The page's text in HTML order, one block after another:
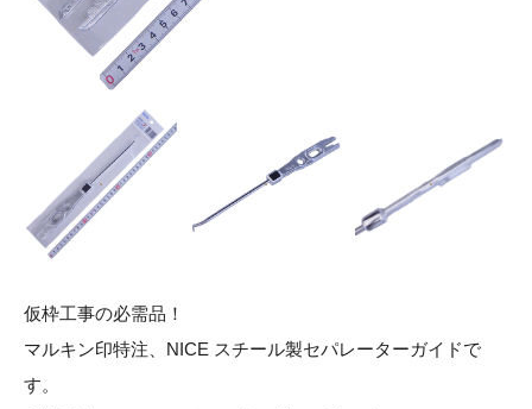
お問い合わせはこちら
仮枠工事の必需品！
マルキン印特注、NICE スチール製セパレーターガイドで
す。